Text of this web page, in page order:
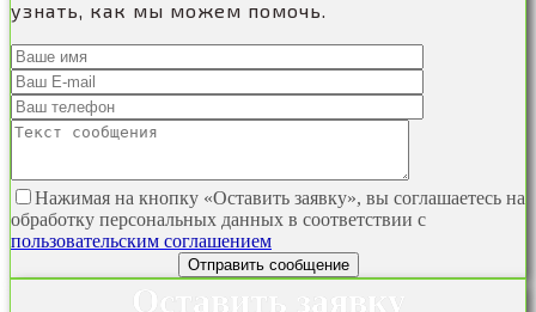
узнать, как мы можем помочь.
Нажимая на кнопку «Оставить заявку», вы соглашаетесь на
обработку персональных данных в соответствии с
пользовательским соглашением